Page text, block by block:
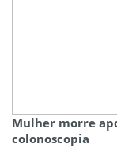
Mulher morre
colonoscopia